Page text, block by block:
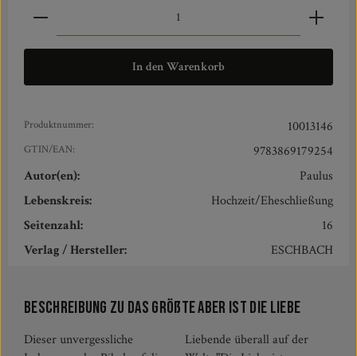
Produkt Anzahl: Gib den gewünschten Wert ein oder
In den Warenkorb
Produktnummer: 10013146
GTIN/EAN:
9783869179254
Autor(en):
Paulus
Lebenskreis:
Hochzeit/Eheschließung
Seitenzahl:
16
Verlag / Hersteller:
ESCHBACH
Beschreibung zu Das Größte aber ist die Liebe
Dieser unvergessliche
Liebende überall auf der